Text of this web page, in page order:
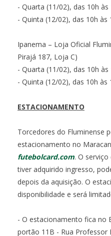
- Quarta (11/02), das 10h às
- Quinta (12/02), das 10h às
Ipanema – Loja Oficial
Pirajá 187, Loja C)
- Quarta (11/02), das 10h às
- Quinta (12/02), das 10h às
ESTACIONAMENTO
Torcedores do Fluminense
estacionamento no
futebolcard.com. O
tiver adquirido ingresso,
depois da aquisição. O
disponibilidade e será
- O estacionamento fica no
portão 11B - Rua Professor